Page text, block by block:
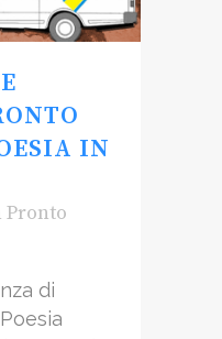
IN
Pronto
di